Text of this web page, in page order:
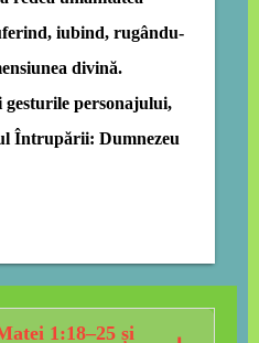
iubind, rugându-
divină.
personajului,
Întrupării: Dumnezeu
1:18–25 și